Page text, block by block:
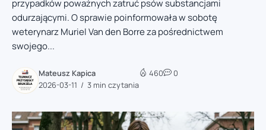
przypadków poważnych zatruć psów substancjami
odurzającymi. O sprawie poinformowała w sobotę
weterynarz Muriel Van den Borre za pośrednictwem
swojego...
Mateusz Kapica
2026-03-11
3 min czytania
460 0